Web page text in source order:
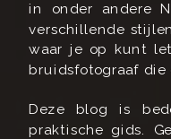
in onder andere
verschillende
waar je op kunt
bruidsfotograaf
Deze blog is
praktische gids.